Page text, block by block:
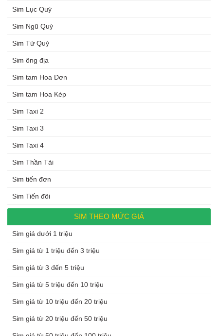
Sim Lục Quý
Sim Ngũ Quý
Sim Tứ Quý
Sim ông địa
Sim tam Hoa Đơn
Sim tam Hoa Kép
Sim Taxi 2
Sim Taxi 3
Sim Taxi 4
Sim Thần Tài
Sim tiến đơn
Sim Tiến đôi
SIM THEO MỨC GIÁ
Sim giá dưới 1 triệu
Sim giá từ 1 triệu đến 3 triệu
Sim giá từ 3 đến 5 triệu
Sim giá từ 5 triệu đến 10 triệu
Sim giá từ 10 triệu đến 20 triệu
Sim giá từ 20 triệu đến 50 triệu